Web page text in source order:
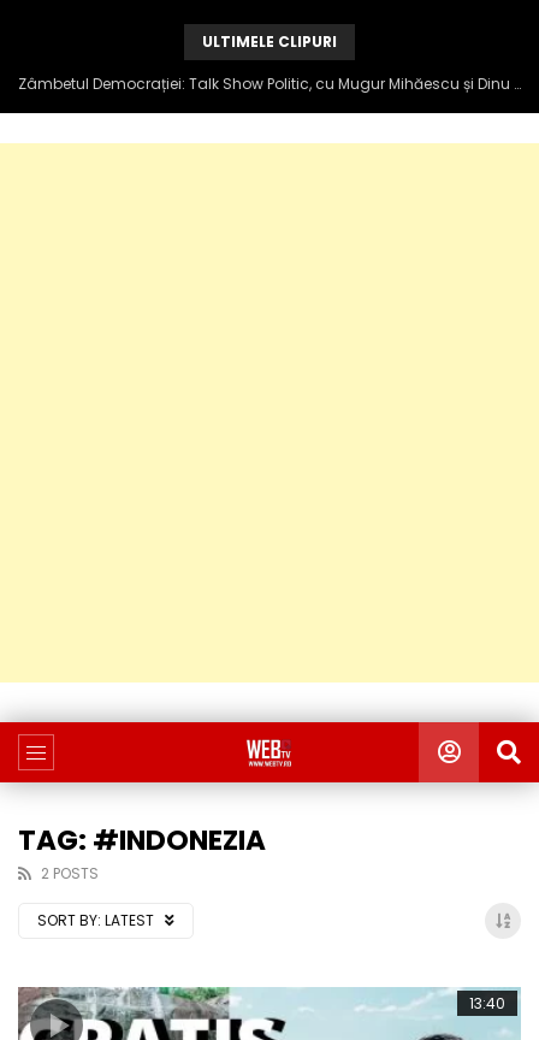
ULTIMELE CLIPURI
Zâmbetul Democrației: Talk Show Politic, cu Mugur Mihăescu și Dinu Popescu
TAG: #INDONEZIA
2 POSTS
SORT BY: LATEST
13:40